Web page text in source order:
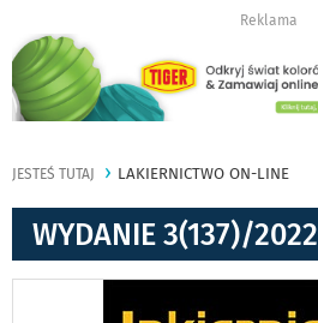
Reklama
JESTEŚ TUTAJ LAKIERNICTWO ON-LINE
WYDANIE 3(137)/2022